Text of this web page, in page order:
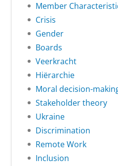
Member
Crisis
Gender
Boards
Veerkracht
Hiërarchie
Moral decision-
Stakeholder theory
Ukraine
Discrimination
Remote Work
Inclusion